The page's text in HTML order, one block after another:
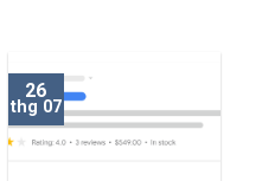
26
thg 07